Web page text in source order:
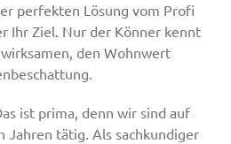
perfekten Lösung vom Profi
Ihr Ziel. Nur der Könner kennt
den Wohnwert
ist prima, denn wir sind auf
Jahren tätig. Als sachkundiger